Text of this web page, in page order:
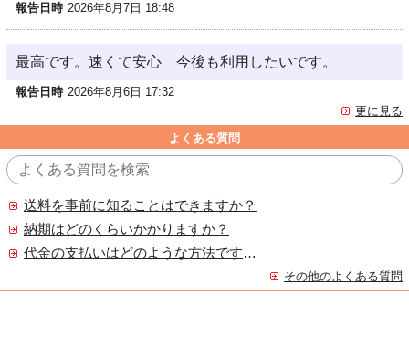
報告日時 2026年8月7日 18:48
最高です。速くて安心 今後も利用したいです。
報告日時 2026年8月6日 17:32
更に見る
よくある質問
送料を事前に知ることはできますか？
納期はどのくらいかかりますか？
代金の支払いはどのような方法ですか？
その他のよくある質問